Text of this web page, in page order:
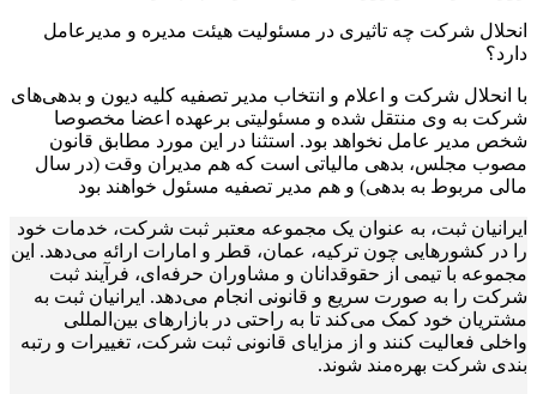
انحلال شرکت چه تاثیری در مسئولیت هیئت مدیره و مدیرعامل
دارد؟
با انحلال شرکت و اعلام و انتخاب مدیر تصفیه کلیه دیون و بدهی‌های
شرکت به وی منتقل شده و مسئولیتی برعهده اعضا مخصوصا
شخص مدیر عامل نخواهد بود. استثنا در این مورد مطابق قانون
مصوب مجلس، بدهی مالیاتی است که هم مدیران وقت (در سال
مالی مربوط به بدهی) و هم مدیر تصفیه مسئول خواهند بود
ایرانیان ثبت، به عنوان یک مجموعه معتبر ثبت شرکت، خدمات خود
را در کشورهایی چون ترکیه، عمان، قطر و امارات ارائه می‌دهد. این
مجموعه با تیمی از حقوقدانان و مشاوران حرفه‌ای، فرآیند ثبت
شرکت را به صورت سریع و قانونی انجام می‌دهد. ایرانیان ثبت به
مشتریان خود کمک می‌کند تا به راحتی در بازارهای بین‌المللی
واخلی فعالیت کنند و از مزایای قانونی ثبت شرکت، تغییرات و رتبه
بندی شرکت بهره‌مند شوند.